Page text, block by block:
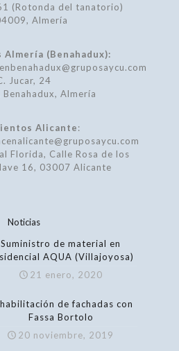
(Rotonda del tanatorio)
Almería
(Benahadux):
Jucar, 24
Almería
Alicante:
Florida, Calle Rosa de los
16, 03007 Alicante
Noticias
Suministro de material en
AQUA (Villajoyosa)
21 enero, 2020
de fachadas con
Fassa Bortolo
20 noviembre, 2019